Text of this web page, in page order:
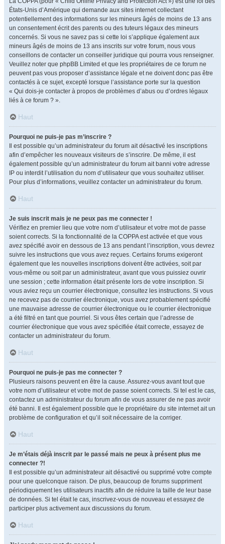
États-Unis d’Amérique qui demande aux sites internet collectant
potentiellement des informations sur les mineurs âgés de moins de 13 ans
un consentement écrit des parents ou des tuteurs légaux des mineurs
concernés. Si vous ne savez pas si cette loi s’applique également aux
mineurs âgés de moins de 13 ans inscrits sur votre forum, nous vous
conseillons de contacter un conseiller juridique qui pourra vous renseigner.
Veuillez noter que phpBB Limited et que les propriétaires de ce forum ne
peuvent pas vous proposer d’assistance légale et ne doivent donc pas être
contactés à ce sujet, excepté lorsque l’assistance porte sur la question
« Qui dois-je contacter à propos de problèmes d’abus ou d’ordres légaux
liés à ce forum ? ».
Haut
Pourquoi ne puis-je pas m’inscrire ?
Il est possible qu’un administrateur du forum ait désactivé les inscriptions
afin d’empêcher les nouveaux visiteurs de s’inscrire. De même, il est
également possible qu’un administrateur du forum ait banni votre adresse
IP ou interdit l’utilisation du nom d’utilisateur que vous souhaitez utiliser.
Pour plus d’informations, veuillez contacter un administrateur du forum.
Haut
Je suis inscrit mais je ne peux pas me connecter !
Vérifiez en premier lieu que votre nom d’utilisateur et votre mot de passe
soient corrects. Si la fonctionnalité de la COPPA est activée et que vous
avez spécifié avoir en dessous de 13 ans pendant l’inscription, vous devrez
suivre les instructions que vous avez reçues. Certains forums exigeront
également que les nouvelles inscriptions doivent être activées, soit par
vous-même ou soit par un administrateur, avant que vous puissiez ouvrir
une session ; cette information était présente lors de votre inscription. Si
vous aviez reçu un courrier électronique, consultez les instructions. Si vous
ne recevez pas de courrier électronique, vous avez probablement spécifié
une mauvaise adresse de courrier électronique ou le courrier électronique
a été filtré en tant que pourriel. Si vous êtes certain que l’adresse de
courrier électronique que vous avez spécifiée était correcte, essayez de
contacter un administrateur du forum.
Haut
Pourquoi ne puis-je pas me connecter ?
Plusieurs raisons peuvent en être la cause. Assurez-vous avant tout que
votre nom d’utilisateur et votre mot de passe soient corrects. Si tel est le cas,
contactez un administrateur du forum afin de vous assurer de ne pas avoir
été banni. Il est également possible que le propriétaire du site internet ait un
problème de configuration et qu’il soit nécessaire de la corriger.
Haut
Je m’étais déjà inscrit par le passé mais ne peux à présent plus me
connecter ?!
Il est possible qu’un administrateur ait désactivé ou supprimé votre compte
pour une quelconque raison. De plus, beaucoup de forums suppriment
périodiquement les utilisateurs inactifs afin de réduire la taille de leur base
de données. Si tel était le cas, inscrivez-vous de nouveau et essayez de
participer plus activement aux discussions du forum.
Haut